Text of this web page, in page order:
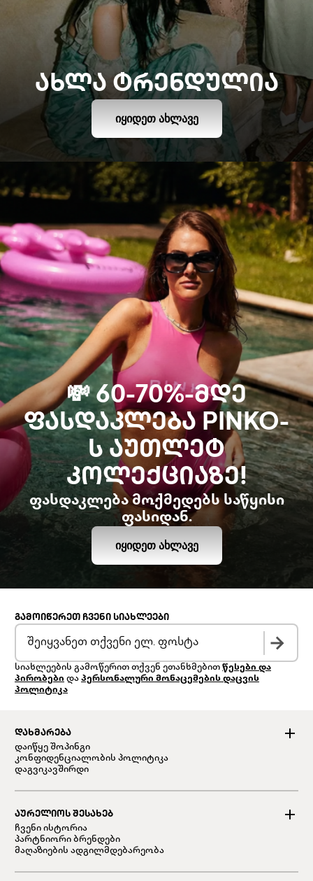
ᲐᲮᲚᲐ ᲢᲠᲔᲜᲓᲣᲚᲘᲐ
ᲘᲧᲘᲓᲔᲗ ᲐᲮᲚᲐᲕᲔ
💸 60-70%-ᲛᲓᲔ
ᲤᲐᲡᲓᲐᲙᲚᲔᲑᲐ PINKO-
Ს ᲐᲣᲗᲚᲔᲢ
ᲙᲝᲚᲔᲥᲪᲘᲐᲖᲔ!
ფასდაკლება მოქმედებს საწყისი
ფასიდან.
ᲘᲧᲘᲓᲔᲗ ᲐᲮᲚᲐᲕᲔ
ᲓᲐᲮᲛᲐᲠᲔᲑᲐ
დაიწყე შოპინგი
კონფიდენციალობის პოლიტიკა
დაგვიკავშირდი
ᲐᲣᲠᲔᲚᲘᲝᲡ ᲨᲔᲡᲐᲮᲔᲑ
ჩვენი ისტორია
პარტნიორი ბრენდები
მაღაზიების ადგილმდებარეობა
ᲒᲐᲛᲝᲘᲬᲔᲠᲔᲗ ᲩᲕᲔᲜᲘ ᲡᲘᲐᲮᲚᲔᲔᲑᲘ
სიახლეების გამოწერით თქვენ ეთანხმებით წესები და
პირობები და პერსონალური მონაცემების დაცვის
პოლიტიკა